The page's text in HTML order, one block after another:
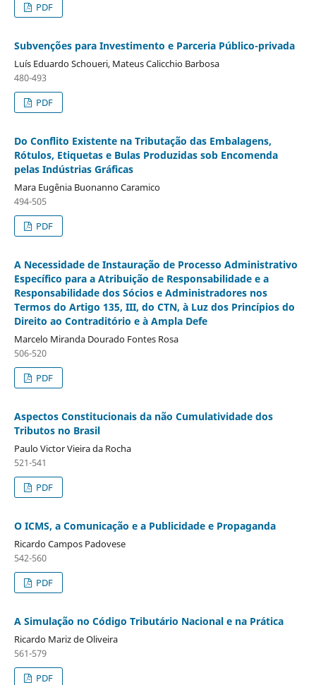
PDF
Subvenções para Investimento e Parceria Público-privada
Luís Eduardo Schoueri, Mateus Calicchio Barbosa
480-493
PDF
Do Conflito Existente na Tributação das Embalagens,
Rótulos, Etiquetas e Bulas Produzidas sob Encomenda
pelas Indústrias Gráficas
Mara Eugênia Buonanno Caramico
494-505
PDF
A Necessidade de Instauração de Processo Administrativo
Específico para a Atribuição de Responsabilidade e a
Responsabilidade dos Sócios e Administradores nos
Termos do Artigo 135, III, do CTN, à Luz dos Princípios do
Direito ao Contraditório e à Ampla Defe
Marcelo Miranda Dourado Fontes Rosa
506-520
PDF
Aspectos Constitucionais da não Cumulatividade dos
Tributos no Brasil
Paulo Victor Vieira da Rocha
521-541
PDF
O ICMS, a Comunicação e a Publicidade e Propaganda
Ricardo Campos Padovese
542-560
PDF
A Simulação no Código Tributário Nacional e na Prática
Ricardo Mariz de Oliveira
561-579
PDF